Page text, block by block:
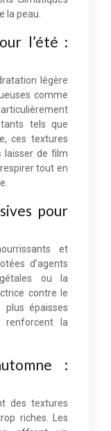
la peau.
l’été :
légère
comme
tels que
ces textures
laisser de film
tout en
pour
et
d’agents
ou la
contre le
épaisses
renforcent la
:
des textures
riches. Les